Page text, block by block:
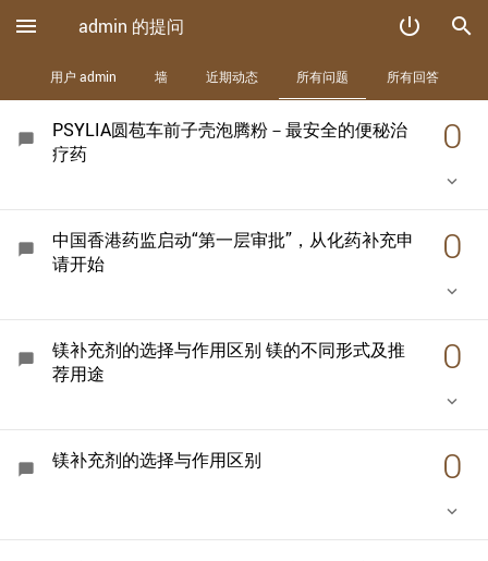
menu admin 的提问 power_settings_new search
用户 admin 墙 近期动态 所有问题 所有回答
chat_bubble
PSYLIA圆苞车前子壳泡腾粉－最安全的便秘治
疗药
0
keyboard_arrow_down
chat_bubble
中国香港药监启动“第一层审批”，从化药补充申
请开始
0
keyboard_arrow_down
chat_bubble
镁补充剂的选择与作用区别 镁的不同形式及推
荐用途
0
keyboard_arrow_down
chat_bubble 镁补充剂的选择与作用区别 0
keyboard_arrow_down